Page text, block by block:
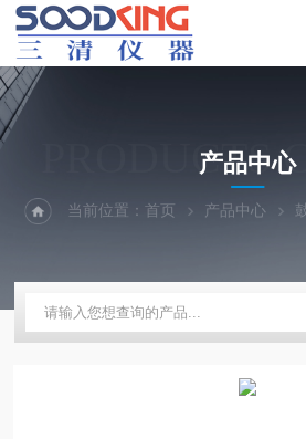
PRODUCTS
产品中心
当前位置：首页 产品中心